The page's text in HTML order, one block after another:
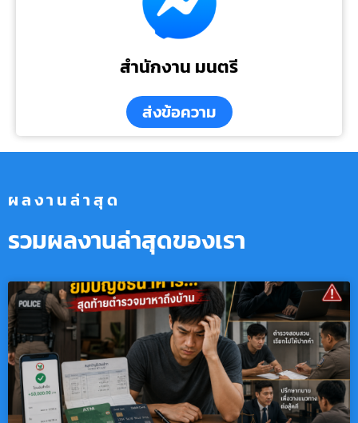
สำนักงาน มนตรี
ส่งข้อความ
ผลงานล่าสุด
รวมผลงานล่าสุดของเรา